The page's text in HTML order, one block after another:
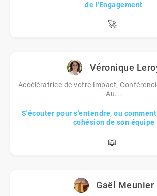
de l'Engagement
🚀
Véronique
Accélératrice de votre impact,
Au...
S'écouter pour s'entendre, ou
cohésion de son équipe
📖
Gaël Meunier